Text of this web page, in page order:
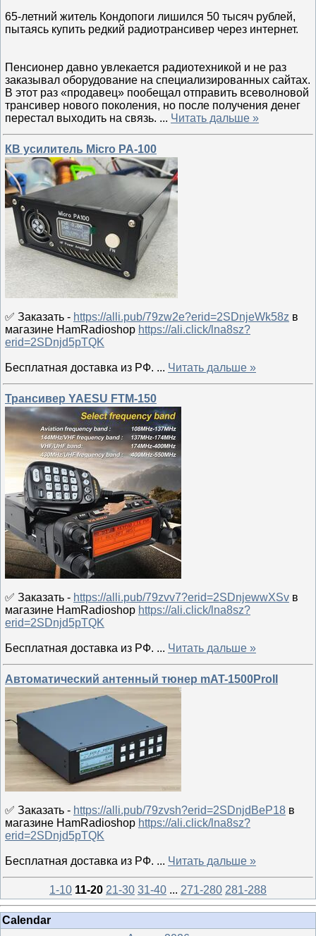
65-летний житель Кондопоги лишился 50 тысяч рублей,
пытаясь купить редкий радиотрансивер через интернет.
Пенсионер давно увлекается радиотехникой и не раз
заказывал оборудование на специализированных сайтах.
В этот раз «продавец» пообещал отправить всеволновой
трансивер нового поколения, но после получения денег
перестал выходить на связь. ... Читать дальше »
КВ усилитель Micro PA-100
✅ Заказать - https://alli.pub/79zw2e?erid=2SDnjeWk58z в
магазине HamRadioshop https://ali.click/lna8sz?
erid=2SDnjd5pTQK
Бесплатная доставка из РФ. ... Читать дальше »
Трансивер YAESU FTM-150
✅ Заказать - https://alli.pub/79zvv7?erid=2SDnjewwXSv в
магазине HamRadioshop https://ali.click/lna8sz?
erid=2SDnjd5pTQK
Бесплатная доставка из РФ. ... Читать дальше »
Автоматический антенный тюнер mAT-1500ProII
✅ Заказать - https://alli.pub/79zvsh?erid=2SDnjdBeP18 в
магазине HamRadioshop https://ali.click/lna8sz?
erid=2SDnjd5pTQK
Бесплатная доставка из РФ. ... Читать дальше »
1-10 11-20 21-30 31-40 ... 271-280 281-288
Calendar